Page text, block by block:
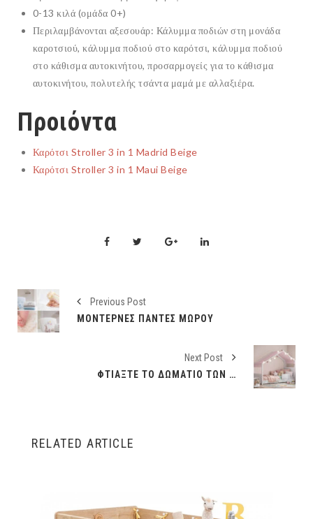
0-13 κιλά (ομάδα 0+)
Περιλαμβάνονται αξεσουάρ: Κάλυμμα ποδιών στη μονάδα
καροτσιού, κάλυμμα ποδιού στο καρότσι, κάλυμμα ποδιού
στο κάθισμα αυτοκινήτου, προσαρμογείς για το κάθισμα
αυτοκινήτου, πολυτελής τσάντα μαμά με αλλαξιέρα.
Προιόντα
Καρότσι Stroller 3 in 1 Madrid Beige
Καρότσι Stroller 3 in 1 Maui Beige
Previous Post
ΜΟΝΤΈΡΝΕΣ ΠΆΝΤΕΣ ΜΩΡΟΎ
Next Post
ΦΤΙΆΞΤΕ ΤΟ ΔΩΜΆΤΙΟ ΤΩΝ ΟΝΕΊΡΩΝ ΤΟΥ!!!
RELATED ARTICLE